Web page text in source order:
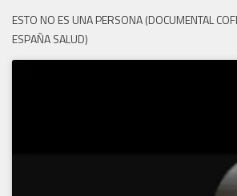
ESTO NO ES UNA PERSONA (DOCUMENTAL
ESPAÑA SALUD)